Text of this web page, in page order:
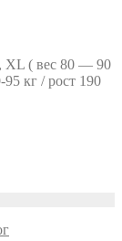
XL ( вес 80 — 90
кг / рост 190